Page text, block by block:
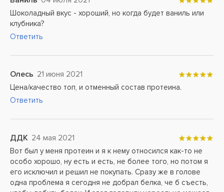
Шоколадный вкус - хороший, но когда будет ваниль или
клубника?
Ответить
Олесь 21 июня 2021
Цена/качество топ, и отменный состав протеина.
Ответить
ДДК 24 мая 2021
Вот был у меня протеин и я к нему относился как-то не
особо хорошо, ну есть и есть, не более того, но потом я
его исключил и решил не покупать. Сразу же в голове
одна проблема я сегодня не добрал белка, че б съесть,